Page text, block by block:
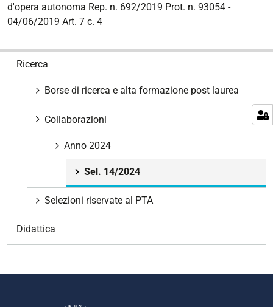
d'opera autonoma Rep. n. 692/2019 Prot. n. 93054 -
04/06/2019 Art. 7 c. 4
Ricerca
Borse di ricerca e alta formazione post laurea
Collaborazioni
Anno 2024
Sel. 14/2024
Selezioni riservate al PTA
Didattica